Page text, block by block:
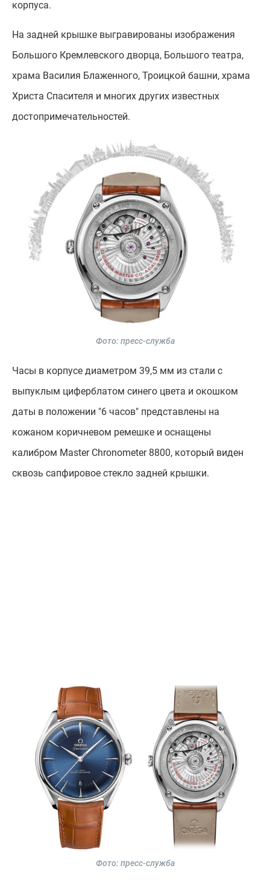
корпуса.
На задней крышке выгравированы изображения
Большого Кремлевского дворца, Большого театра,
храма Bacилия Блаженного, Троицкой башни, храма
Христа Спасителя и многих других известных
достопримечательностей.
Фото: пресс-служба
Часы в корпусе диаметром 39,5 мм из стали с
выпуклым циферблатом синего цвета и окошком
даты в положении "6 часов" представлены на
кожаном коричневом ремешке и оснащены
калибром Master Chronometer 8800, который виден
сквозь сапфировое стекло задней крышки.
Фото: пресс-служба